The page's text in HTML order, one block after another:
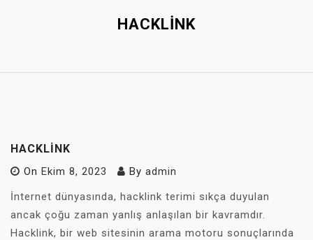
HACKLINK
HACKLINK
On Ekim 8, 2023 By admin
İnternet dünyasında, hacklink terimi sıkça duyulan
ancak çoğu zaman yanlış anlaşılan bir kavramdır.
Hacklink, bir web sitesinin arama motoru sonuçlarında